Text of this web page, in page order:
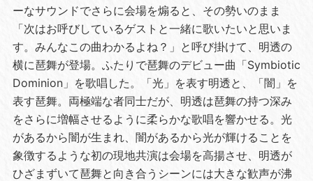
ーなサウンドでさらに会場を煽ると、その勢いのまま
「次はお呼びしているゲストと一緒に歌いたいと思いま
す。みんなこの曲わかるよね？」と呼び掛けて、明透の
横に琶舞が登場。ふたりで琶舞のデビュー曲「Symbiotic
Dominion」を歌唱した。「光」を表す明透と、「闇」を
表す琶舞。両極端な者同士だが、明透は琶舞の持つ深み
をさらに増幅させるように柔らかな歌唱を響かせる。光
があるから闇が生まれ、闇があるから光が輝けることを
象徴するような初の現地共演は会場を高揚させ、明透が
ひざまずいて琶舞と向き合うシーンには大きな歓声が沸